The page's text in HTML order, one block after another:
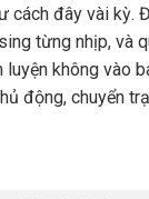
cách đây vài
từng nhịp, và
không vào
động, chuyển